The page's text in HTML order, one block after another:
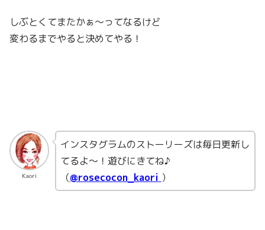
しぶとくてまたかぁ〜ってなるけど
変わるまでやると決めてやる！
Kaori
インスタグラムのストーリーズは毎日更新し
てるよ〜！遊びにきてね♪
（@rosecocon_kaori ）